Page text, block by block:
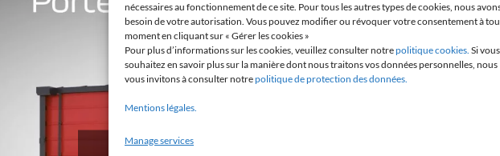
nécessaires au fonctionnement de ce site. Pour tous les autres types de cookies, nous
besoin de votre autorisation. Vous pouvez modifier ou révoquer votre consentement à
moment en cliquant sur « Gérer les cookies »
Pour plus d’informations sur les cookies, veuillez consulter notrepolitique cookies. Si vous
souhaitez en savoir plus sur la manière dont nous traitons vos données personnelles, nous
vous invitons à consulter notrepolitique de protection des données.
Mentions légales.
Manage services
Click 'I agree' to enable Youtube